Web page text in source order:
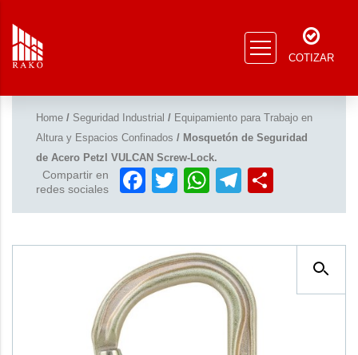
COTIZAR
Home / Seguridad Industrial / Equipamiento para Trabajo en
Altura y Espacios Confinados / Mosquetón de Seguridad
de Acero Petzl VULCAN Screw-Lock.
Compartir en
redes sociales
Facebook
TwitterWhatsApp
Telegram